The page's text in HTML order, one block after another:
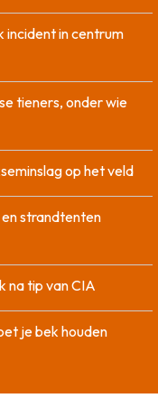
incident in centrum
tieners, onder wie
op het veld
strandtenten
na tip van CIA
je bek houden